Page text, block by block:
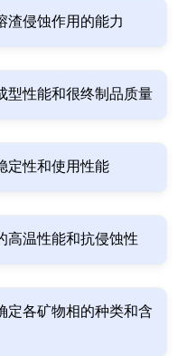
渣侵蚀作用的能力
型性能和很终制品质量
定性和使用性能
高温性能和抗侵蚀性
定各矿物相的种类和含